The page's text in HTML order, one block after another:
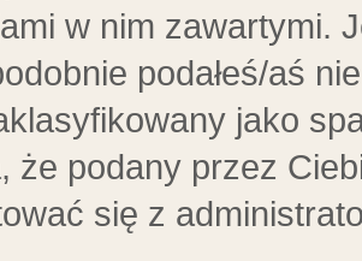
w nim zawartymi.
podałeś/aś
jako
że podany przez
się z